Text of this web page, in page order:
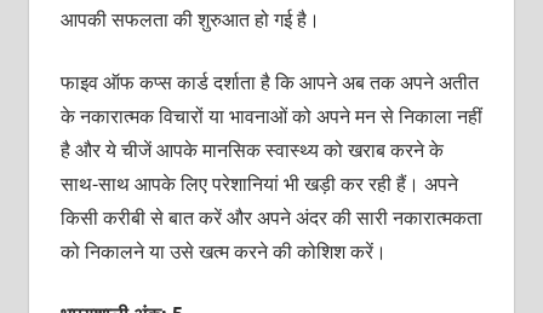
आपकी सफलता की शुरुआत हो गई है।
फाइव ऑफ कप्‍स कार्ड दर्शाता है कि आपने अब तक अपने अतीत
के नकारात्‍मक विचारों या भावनाओं को अपने मन से निकाला नहीं
है और ये चीजें आपके मानसिक स्‍वास्‍थ्‍य को खराब करने के
साथ-साथ आपके लिए परेशानियां भी खड़ी कर रही हैं। अपने
किसी करीबी से बात करें और अपने अंदर की सारी नकारात्‍मकता
को निकालने या उसे खत्‍म करने की कोशिश करें।